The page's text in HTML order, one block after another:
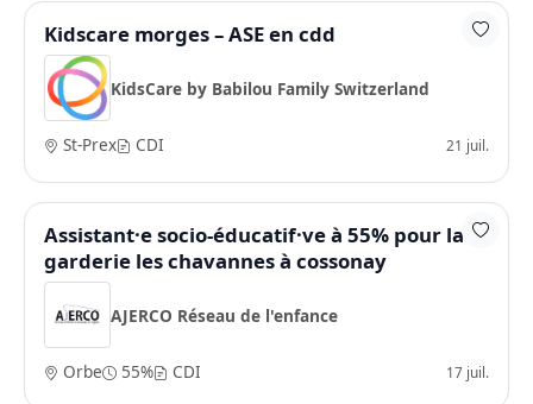
Kidscare morges – ASE en cdd
KidsCare by Babilou Family Switzerland
St-Prex CDI 21 juil.
Assistant·e socio-éducatif·ve à 55% pour la
garderie les chavannes à cossonay
AJERCO Réseau de l'enfance
Orbe 55% CDI 17 juil.